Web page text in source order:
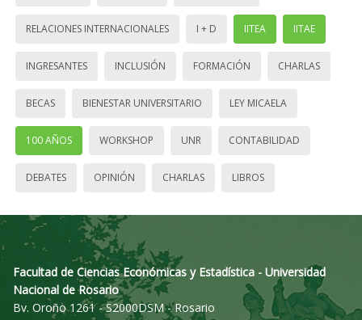
RELACIONES INTERNACIONALES I + D IITEA IITAE
INGRESANTES INCLUSIÓN FORMACIÓN CHARLAS
BECAS BIENESTAR UNIVERSITARIO LEY MICAELA
100 AÑOS WORKSHOP UNR CONTABILIDAD
DEBATES OPINIÓN CHARLAS LIBROS
Facultad de Ciencias Económicas y Estadística - Universidad
Nacional de Rosario
Bv. Oroño 1261 - S2000DSM - Rosario